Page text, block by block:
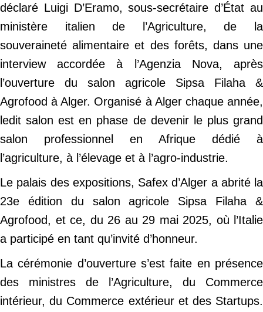
déclaré Luigi D’Eramo, sous-secrétaire d’État au
ministère italien de l’Agriculture, de la
souveraineté alimentaire et des forêts, dans une
interview accordée à l’Agenzia Nova, après
l’ouverture du salon agricole Sipsa Filaha &
Agrofood à Alger. Organisé à Alger chaque année,
ledit salon est en phase de devenir le plus grand
salon professionnel en Afrique dédié à
l’agriculture, à l’élevage et à l’agro-industrie.
Le palais des expositions, Safex d’Alger a abrité la
23e édition du salon agricole Sipsa Filaha &
Agrofood, et ce, du 26 au 29 mai 2025, où l’Italie
a participé en tant qu’invité d’honneur.
La cérémonie d’ouverture s’est faite en présence
des ministres de l’Agriculture, du Commerce
intérieur, du Commerce extérieur et des Startups.